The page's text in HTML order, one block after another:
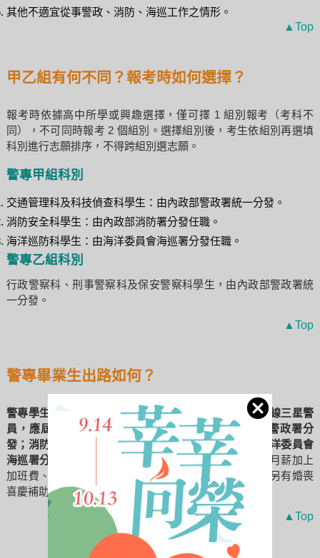
其他不適宜從事警政、消防、海巡工作之情形。
▲Top
甲乙組有何不同？報考時如何選擇？
報考時依據高中所學或興趣選擇，僅可擇 1 組別報考（考科不
同），不可同時報考 2 個組別。選擇組別後，考生依組別再選填
科別進行志願排序，不得跨組別選志願。
警專甲組科別
交通管理科及科技偵查科學生：由內政部警政署統一分發。
消防安全科學生：由內政部消防署分發任職。
海洋巡防科學生：由海洋委員會海巡署分發任職。
警專乙組科別
行政警察科、刑事警察科及保安警察科學生，由內政部警政署統
一分發。
▲Top
警專畢業生出路如何？
警專學生畢業後參加警察特考，通過後即可分發任職一線三星警
員，應屆畢業生通過率超過九成，警察類科由內政部警政署分
發；消防安全科由內政部消防署分發；海洋巡防科由海洋委員會
海巡署分發，男、女生一律分發第一線基層外勤工作。
月薪加上
加班費、危險加給等各種津貼，月薪可達 5 萬元以上，另有婚喪
喜慶補助、生育津貼等福利。
▲Top